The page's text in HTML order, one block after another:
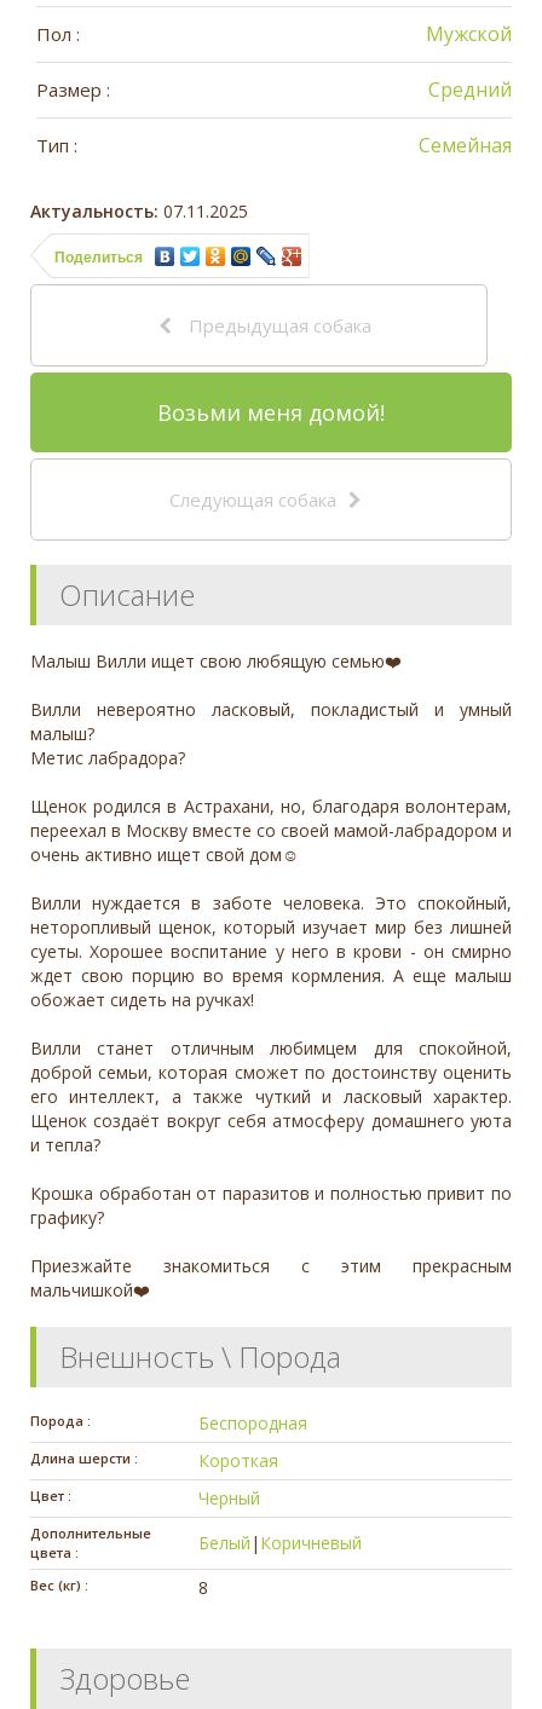
Пол : Мужской
Размер : Средний
Тип : Семейная
Актуальность: 07.11.2025
Поделиться
Предыдущая собака
Возьми меня домой!
Следующая собака
Описание
Малыш Вилли ищет свою любящую семью❤️
Вилли невероятно ласковый, покладистый и умный
малыш?
Метис лабрадора?
Щенок родился в Астрахани, но, благодаря волонтерам,
переехал в Москву вместе со своей мамой-лабрадором и
очень активно ищет свой дом☺️
Вилли нуждается в заботе человека. Это спокойный,
неторопливый щенок, который изучает мир без лишней
суеты. Хорошее воспитание у него в крови - он смирно
ждет свою порцию во время кормления. А еще малыш
обожает сидеть на ручках!
Вилли станет отличным любимцем для спокойной,
доброй семьи, которая сможет по достоинству оценить
его интеллект, а также чуткий и ласковый характер.
Щенок создаёт вокруг себя атмосферу домашнего уюта
и тепла?
Крошка обработан от паразитов и полностью привит по
графику?
Приезжайте знакомиться с этим прекрасным
мальчишкой❤️
Внешность \ Порода
Порода : Беспородная
Длина шерсти : Короткая
Цвет : Черный
Дополнительные
цвета :
Белый | Коричневый
Вес (кг) : 8
Здоровье